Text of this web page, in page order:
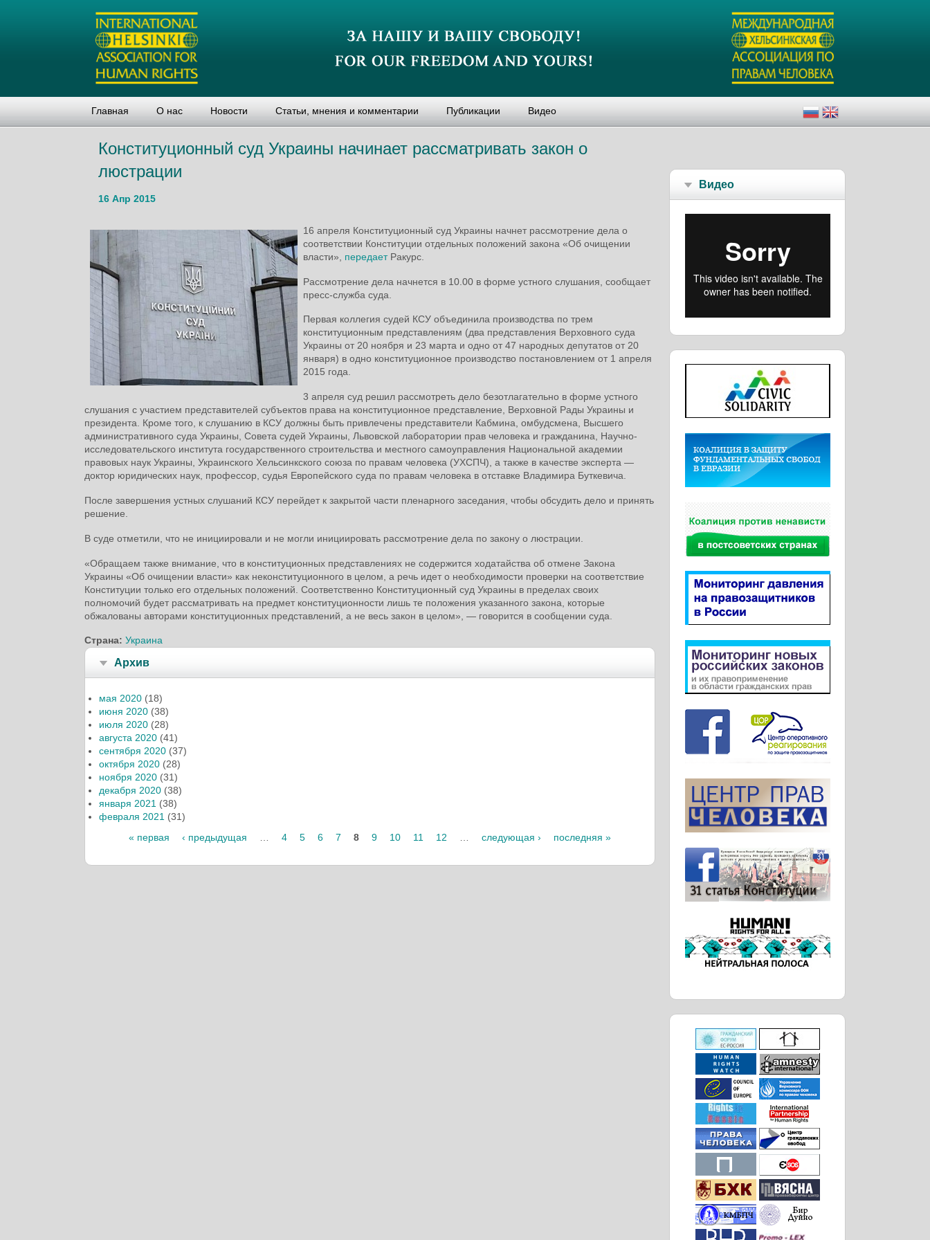
Главная О нас Новости Статьи, мнения и комментарии Публикации Видео
Конституционный суд Украины начинает рассматривать закон о
люстрации
16 Апр 2015
16 апреля Конституционный суд Украины начнет рассмотрение дела о
соответствии Конституции отдельных положений закона «Об очищении
власти», передаетРакурс.
Рассмотрение дела начнется в 10.00 в форме устного слушания, сообщает
пресс-служба суда.
Первая коллегия судей КСУ объединила производства по трем
конституционным представлениям (два представления Верховного суда
Украины от 20 ноября и 23 марта и одно от 47 народных депутатов от 20
января) в одно конституционное производство постановлением от 1 апреля
2015 года.
3 апреля суд решил рассмотреть дело безотлагательно в форме устного
слушания с участием представителей субъектов права на конституционное представление, Верховной Рады Украины и
президента. Кроме того, к слушанию в КСУ должны быть привлечены представители Кабмина, омбудсмена, Высшего
административного суда Украины, Совета судей Украины, Львовской лаборатории прав человека и гражданина, Научно-
исследовательского института государственного строительства и местного самоуправления Национальной академии
правовых наук Украины, Украинского Хельсинкского союза по правам человека (УХСПЧ), а также в качестве эксперта —
доктор юридических наук, профессор, судья Европейского суда по правам человека в отставке Владимира Буткевича.
После завершения устных слушаний КСУ перейдет к закрытой части пленарного заседания, чтобы обсудить дело и принять
решение.
В суде отметили, что не инициировали и не могли инициировать рассмотрение дела по закону о люстрации.
«Обращаем также внимание, что в конституционных представлениях не содержится ходатайства об отмене Закона
Украины «Об очищении власти» как неконституционного в целом, а речь идет о необходимости проверки на соответствие
Конституции только его отдельных положений. Соответственно Конституционный суд Украины в пределах своих
полномочий будет рассматривать на предмет конституционности лишь те положения указанного закона, которые
обжалованы авторами конституционных представлений, а не весь закон в целом», — говорится в сообщении суда.
Страна: Украина
Архив
мая 2020 (18)
июня 2020 (38)
июля 2020 (28)
августа 2020 (41)
сентября 2020 (37)
октября 2020 (28)
ноября 2020 (31)
декабря 2020 (38)
января 2021 (38)
февраля 2021 (31)
Страницы
« первая ‹ предыдущая 4 5 6 7 8 9 10 11 12 следующая › последняя »
Видео